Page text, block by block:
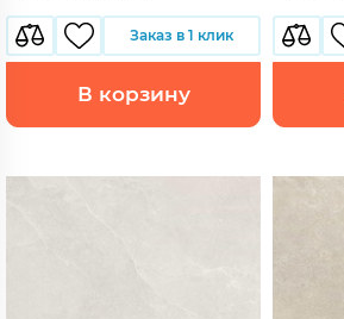
Заказ в 1 клик
В корзину